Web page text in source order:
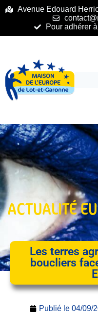
principalAvenue Edouard
Pour adhérer
ACTUALITÉ
Les terres
boucliers
Publié le 04/09/